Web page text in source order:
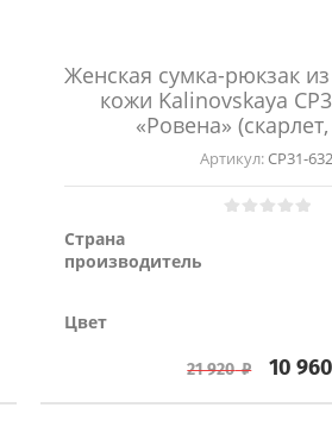
Женская сумка-рюкзак
кожи Kalinovskaya
«Ровена»
Артикул:СР31-632
Страна
производитель
Цвет
21 920₽ 10 960